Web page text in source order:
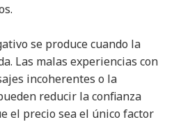
se produce cuando la
Las malas experiencias con
incoherentes o la
reducir la confianza
el precio sea el único factor